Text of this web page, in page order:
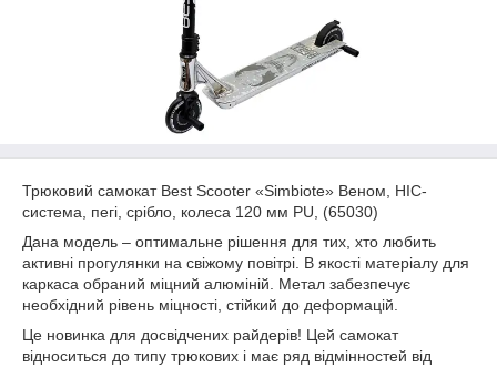
Трюковий самокат Best Scooter «Simbiote» Веном, HIC-
система, пегі, срібло, колеса 120 мм PU, (65030)
Дана модель – оптимальне рішення для тих, хто любить
активні прогулянки на свіжому повітрі. В якості матеріалу для
каркаса обраний міцний алюміній. Метал забезпечує
необхідний рівень міцності, стійкий до деформацій.
Це новинка для досвідчених райдерів! Цей самокат
відноситься до типу трюкових і має ряд відмінностей від